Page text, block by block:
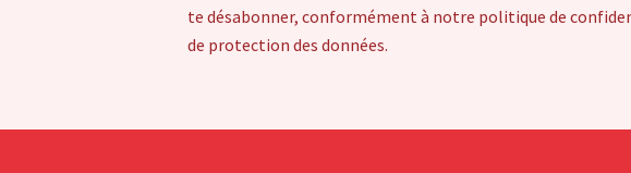
te désabonner, conformément à notre politique de
de protection des données.